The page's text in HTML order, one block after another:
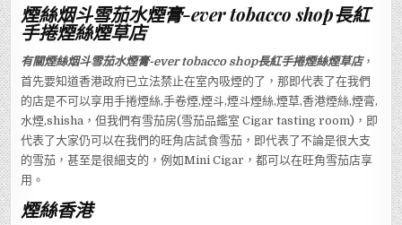
煙絲烟斗雪茄水煙膏-ever tobacco shop長紅
手捲煙絲煙草店
有關煙絲烟斗雪茄水煙膏-ever tobacco shop長紅手捲煙絲煙草店，
首先要知道香港政府已立法禁止在室內吸煙的了，那即代表了在我們
的店是不可以享用手捲煙絲,手卷煙,煙斗,煙斗煙絲,煙草,香港煙絲,煙膏,
水煙,shisha，但我們有雪茄房(雪茄品鑑室 Cigar tasting room)，即
代表了大家仍可以在我們的旺角店試食雪茄，即代表了不論是很大支
的雪茄，甚至是很細支的，例如Mini Cigar，都可以在旺角雪茄店享
用。
煙絲香港